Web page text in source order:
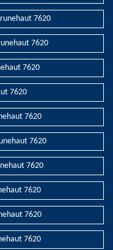
7620
7620
7620
7620
7620
7620
7620
7620
7620
7620